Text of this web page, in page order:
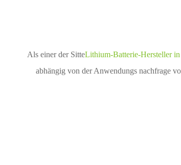
Als einer der SitteLithium-Batterie-Hersteller
abhängig von der Anwendungs nachfrage